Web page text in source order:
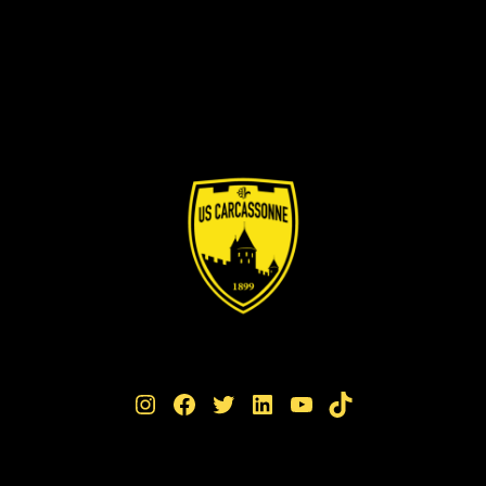
Instagram Facebook Twitter LinkedIn YouTube TikTok